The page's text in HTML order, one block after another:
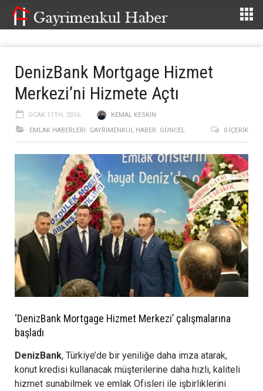
DenizBank Mortgage Hizmet
Merkezi’ni Hizmete Açtı
OCAK 11TH, 2016
KEMAL KESKIN
EMLAK HABERLERI, GAYRIMENKUL HABER, GÜNCEL 0 İÇERIK
‘DenizBank Mortgage Hizmet Merkezi’ çalışmalarına
başladı
DenizBank, Türkiye’de bir yeniliğe daha imza atarak,
konut kredisi kullanacak müşterilerine daha hızlı, kaliteli
hizmet sunabilmek ve emlak Ofisleri ile işbirliklerini